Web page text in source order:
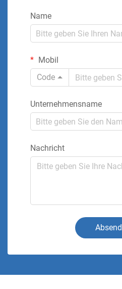
Name
Mobil
Code
Unternehmensname
Nachricht